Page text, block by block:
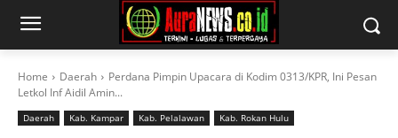
Home Daerah
Perdana Pimpin Upacara di Kodim 0313/KPR, Ini Pesan
Letkol Inf Aidil Amin...
Daerah Kab. Kampar Kab. Pelalawan Kab. Rokan Hulu